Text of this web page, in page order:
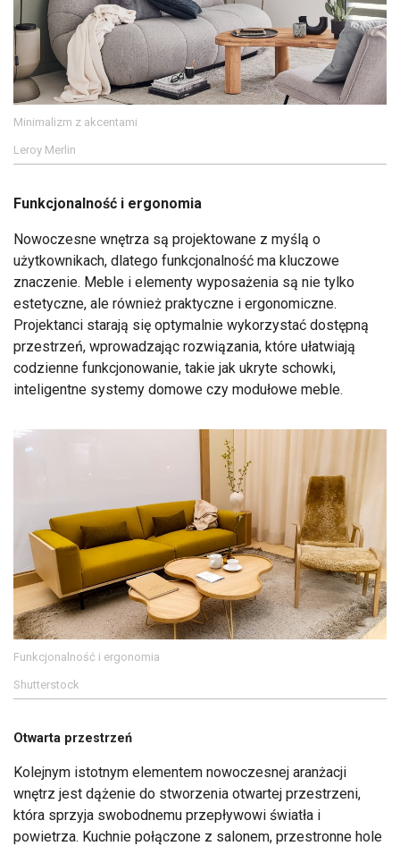
Minimalizm z akcentami
Leroy Merlin
Funkcjonalność i ergonomia
Nowoczesne wnętrza są projektowane z myślą o
użytkownikach, dlatego funkcjonalność ma kluczowe
znaczenie. Meble i elementy wyposażenia są nie tylko
estetyczne, ale również praktyczne i ergonomiczne.
Projektanci starają się optymalnie wykorzystać dostępną
przestrzeń, wprowadzając rozwiązania, które ułatwiają
codzienne funkcjonowanie, takie jak ukryte schowki,
inteligentne systemy domowe czy modułowe meble.
Funkcjonalność i ergonomia
Shutterstock
Otwarta przestrzeń
Kolejnym istotnym elementem nowoczesnej aranżacji
wnętrz jest dążenie do stworzenia otwartej przestrzeni,
która sprzyja swobodnemu przepływowi światła i
powietrza. Kuchnie połączone z salonem, przestronne hole